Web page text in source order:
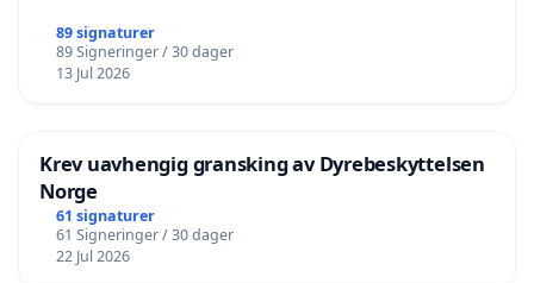
89 signaturer
89 Signeringer / 30 dager
13 Jul 2026
Krev uavhengig gransking av Dyrebeskyttelsen
Norge
61 signaturer
61 Signeringer / 30 dager
22 Jul 2026